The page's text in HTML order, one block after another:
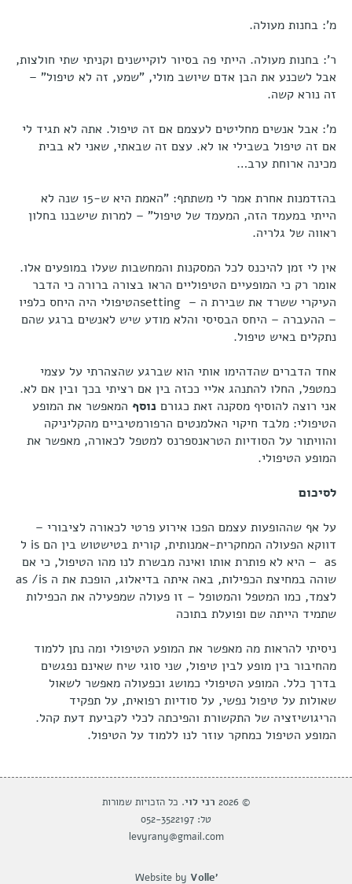
מ': בחנות מעולה.
ר': בחנות מעולה. הייתי פה בסיור לוקיישנים וקניתי שתי חולצות,
אבל לשכנע את הבן אדם שיושב מולי, "שמע, זה לא טיפול" –
זה נורא קשה.
מ': אבל אנשים מחליטים לעצמם אם זה טיפול. אתה לא תגיד לי
אם זה טיפול בשבילי או לא. עצם זה שבאתי, שאני לא בבית
מכינה ארוחת ערב…
בהזדמנות אחרת אמר לי משתתף: "האמת היא ש-15 שנה לא
הייתי במעמד הזה, המעמד של טיפול" – למרות שישבנו בחלון
ראווה של גלריה.
אין לי זמן להיכנס לכל המסקנות והמחשבות שעלו במופעים אלו.
אומר רק כי המופעיים הטיפוליים הראו בצורה ברורה כי הדבר
העיקרי ששרד את שבירת ה – settingהטיפולי היה היחס כלפיו
– ההעברה – היחס הבסיסי והלא מודע שיש לאנשים ברגע שהם
נתקלים באיש טיפול.
אחד הדברים שהדהימו אותי הוא שברגע שהצהרתי על עצמי
כמטפל, החלו להתנהג אליי ככזה בין אם רציתי בכך ובין אם לא.
אני רוצה להוסיף מסקנה זאת כגורם נוסף המאפשר את המופע
הטיפולי: מלבד חיקוי האלמנטים הרפורמטיביים מהקליניקה
והוויתור על הסודיות הטראנספרנס למטפל לכאורה, מאפשר את
המופע הטיפולי.
לסיכום
על אף שההופעות עצמם הפכו אירוע פרטי לכאורה לציבורי –
דווקא הפעולה המחקרית-אמנותית, קורית בטישטוש בין הם is ל
as – היא לא פותרת אותו ואינה מבשרת לנו מהו הטיפול, כי אם
שוהה במחיצת הכפילות, באה איתה בדיאלוג, הופכת את ה as /is
לצמד, כמו המטפל והמטופל – זו פעולה שמפעילה את הכפילות
שתמיד הייתה שם ופועלת בתוכה
ניסיתי להראות מה מאפשר את המופע הטיפולי ומה נתן ללמוד
מהחיבור בין מופע לבין טיפול, שני סוגי שיח שאינם נפגשים
בדרך כלל. המופע הטיפולי כמושג וכפעולה מאפשר לשאול
שאולות על טיפול נפשי, על סודיות רפואית, על תפקיד
הריגושיזציה של התקשורת והפיכתה לכלי לקביעת דעת קהל.
המופע הטיפול כמחקר עוזר לנו ללמוד על הטיפול.
© 2026 רני לוי. כל הזכויות שמורות
טל: 052-3522197
levyrany@gmail.com
Website by Volle'